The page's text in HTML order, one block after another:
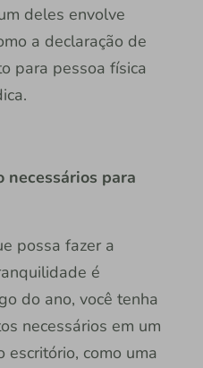
deles envolve
a declaração de
para pessoa física
necessários para
possa fazer a
é
do ano, você tenha
necessários em um
escritório, como uma